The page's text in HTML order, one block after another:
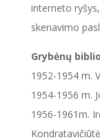
interneto
skenavimo
Grybėnų
1952-1954 m.
1954-1956 m.
1956-1961m.